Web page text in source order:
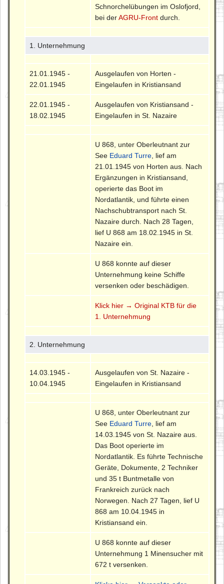
Schnorchelübungen im Oslofjord,
bei derAGRU-Front durch.
1. Unternehmung
21.01.1945 -
22.01.1945
Ausgelaufen von Horten -
Eingelaufen in Kristiansand
22.01.1945 -
18.02.1945
Ausgelaufen von Kristiansand -
Eingelaufen in St. Nazaire
U 868, unter Oberleutnant zur
See Eduard Turre , lief am
21.01.1945 von Horten aus. Nach
Ergänzungen in Kristiansand,
operierte das Boot im
Nordatlantik, und führte einen
Nachschubtransport nach St.
Nazaire durch. Nach 28 Tagen,
lief U 868 am 18.02.1945 in St.
Nazaire ein.
U 868 konnte auf dieser
Unternehmung keine Schiffe
versenken oder beschädigen.
Klick hier → Original KTB für die
1. Unternehmung
2. Unternehmung
14.03.1945 -
10.04.1945
Ausgelaufen von St. Nazaire -
Eingelaufen in Kristiansand
U 868, unter Oberleutnant zur
See Eduard Turre , lief am
14.03.1945 von St. Nazaire aus.
Das Boot operierte im
Nordatlantik. Es führte Technische
Geräte, Dokumente, 2 Techniker
und 35 t Buntmetalle von
Frankreich zurück nach
Norwegen. Nach 27 Tagen, lief U
868 am 10.04.1945 in
Kristiansand ein.
U 868 konnte auf dieser
Unternehmung 1 Minensucher mit
672 t versenken.